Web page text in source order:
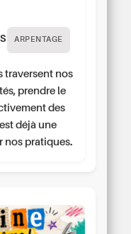
ARPENTAGE
traversent nos
prendre le
des
déjà une
nos pratiques.